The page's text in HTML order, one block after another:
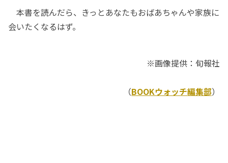
本書を読んだら、きっとあなたもおばあちゃんや家族に
会いたくなるはず。
※画像提供：旬報社
（BOOKウォッチ編集部）